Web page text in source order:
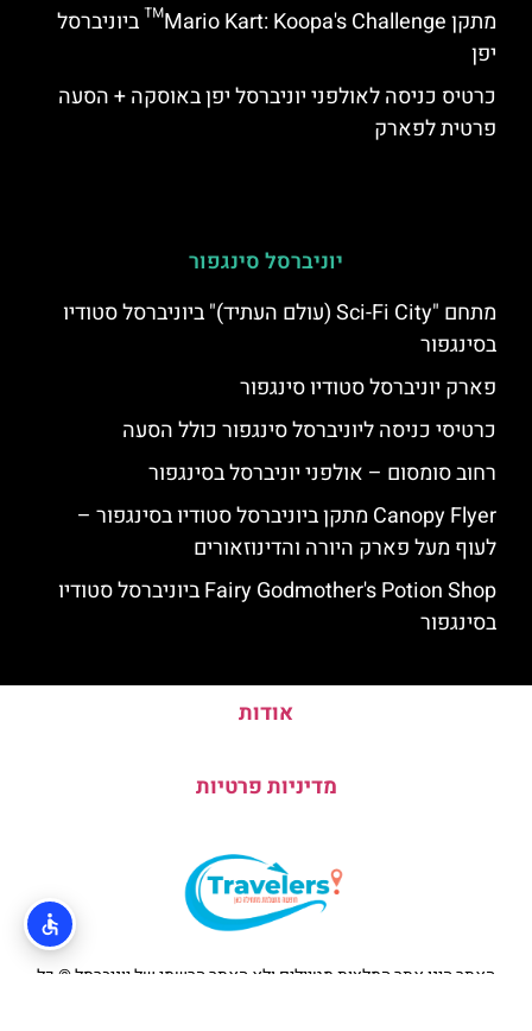
מתקן Mario Kart: Koopa's Challenge™ ביוניברסל
יפן
כרטיס כניסה לאולפני יוניברסל יפן באוסקה + הסעה
פרטית לפארק
יוניברסל סינגפור
מתחם "Sci-Fi City (עולם העתיד)" ביוניברסל סטודיו
בסינגפור
פארק יוניברסל סטודיו סינגפור
כרטיסי כניסה ליוניברסל סינגפור כולל הסעה
רחוב סומסום – אולפני יוניברסל בסינגפור
Canopy Flyer מתקן ביוניברסל סטודיו בסינגפור –
לעוף מעל פארק היורה והדינוזאורים
Fairy Godmother's Potion Shop ביוניברסל סטודיו
בסינגפור
אודות
מדיניות פרטיות
האתר הינו אתר המלצות מטיילים ולא האתר הרשמי של יוניברסל © כל